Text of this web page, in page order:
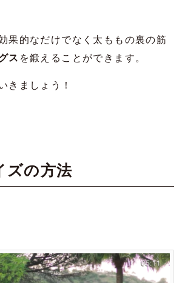
果的なだけでなく太ももの裏の筋
ス を鍛えることができます。
きましょう！
ズの方法